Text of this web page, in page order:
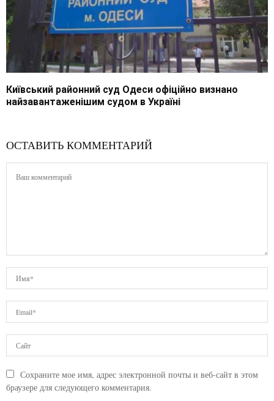
Київський районний суд Одеси офіційно визнано
найзавантаженішим судом в Україні
ОСТАВИТЬ КОММЕНТАРИЙ
Сохраните мое имя, адрес электронной почты и веб-сайт в этом
браузере для следующего комментария.